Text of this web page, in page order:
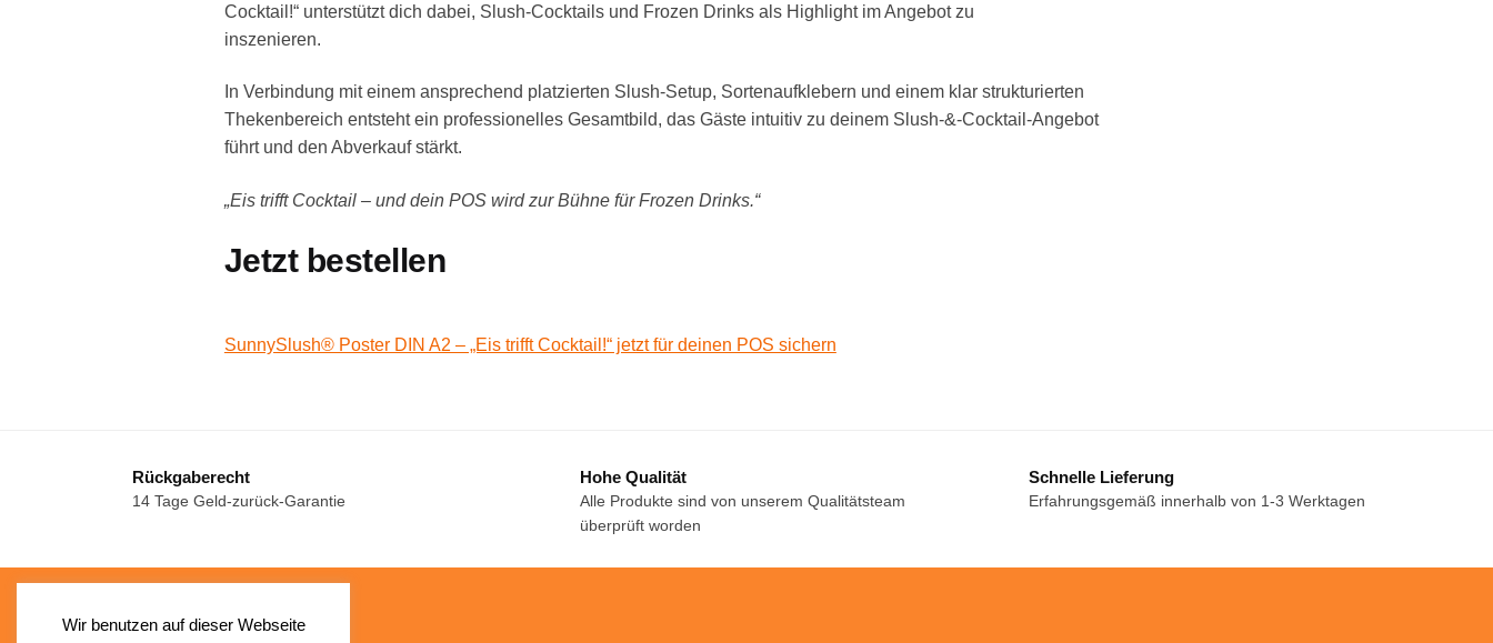
Cocktail!“ unterstützt dich dabei, Slush-Cocktails und Frozen Drinks als Highlight im Angebot zu
inszenieren.
In Verbindung mit einem ansprechend platzierten Slush-Setup, Sortenaufklebern und einem klar strukturierten
Thekenbereich entsteht ein professionelles Gesamtbild, das Gäste intuitiv zu deinem Slush-&-Cocktail-Angebot
führt und den Abverkauf stärkt.
„Eis trifft Cocktail – und dein POS wird zur Bühne für Frozen Drinks.“
Jetzt bestellen
SunnySlush® Poster DIN A2 – „Eis trifft Cocktail!“ jetzt für deinen POS sichern
Rückgaberecht
14 Tage Geld-zurück-Garantie
Hohe Qualität
Alle Produkte sind von unserem Qualitätsteam
überprüft worden
Schnelle Lieferung
Erfahrungsgemäß innerhalb von 1-3 Werktagen
Wir benutzen auf dieser Webseite